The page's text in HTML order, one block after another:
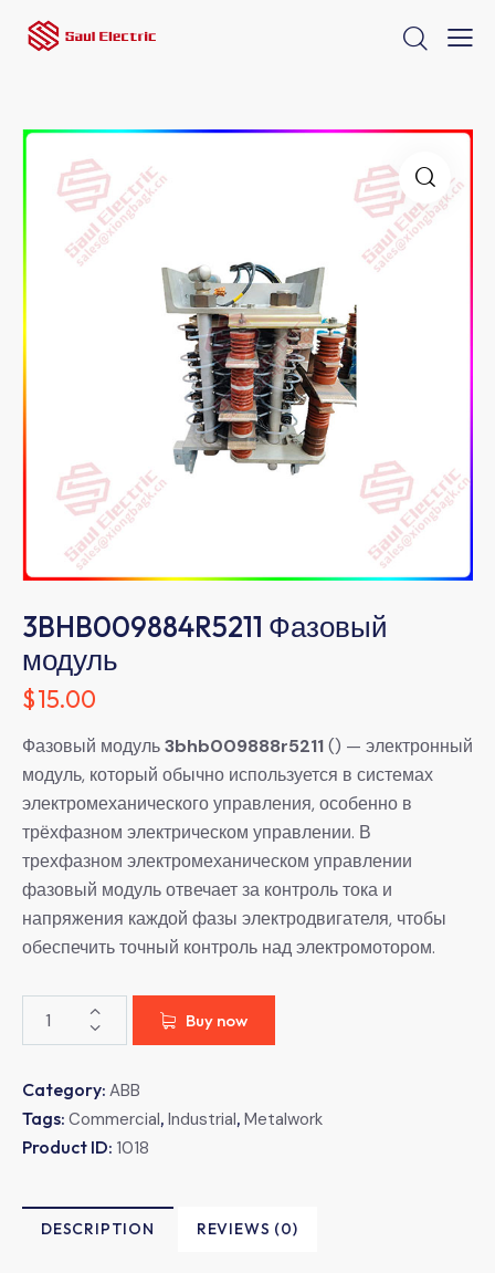
3BHB009884R5211 Фазовый
модуль
$15.00
Фазовый модуль3bhb009888r5211() — электронный
модуль, который обычно используется в системах
электромеханического управления, особенно в
трёхфазном электрическом управлении. В
трехфазном электромеханическом управлении
фазовый модуль отвечает за контроль тока и
напряжения каждой фазы электродвигателя, чтобы
обеспечить точный контроль над электромотором.
Buy now
Category: ABB
Tags: Commercial, Industrial, Metalwork
Product ID: 1018
DESCRIPTION REVIEWS (0)